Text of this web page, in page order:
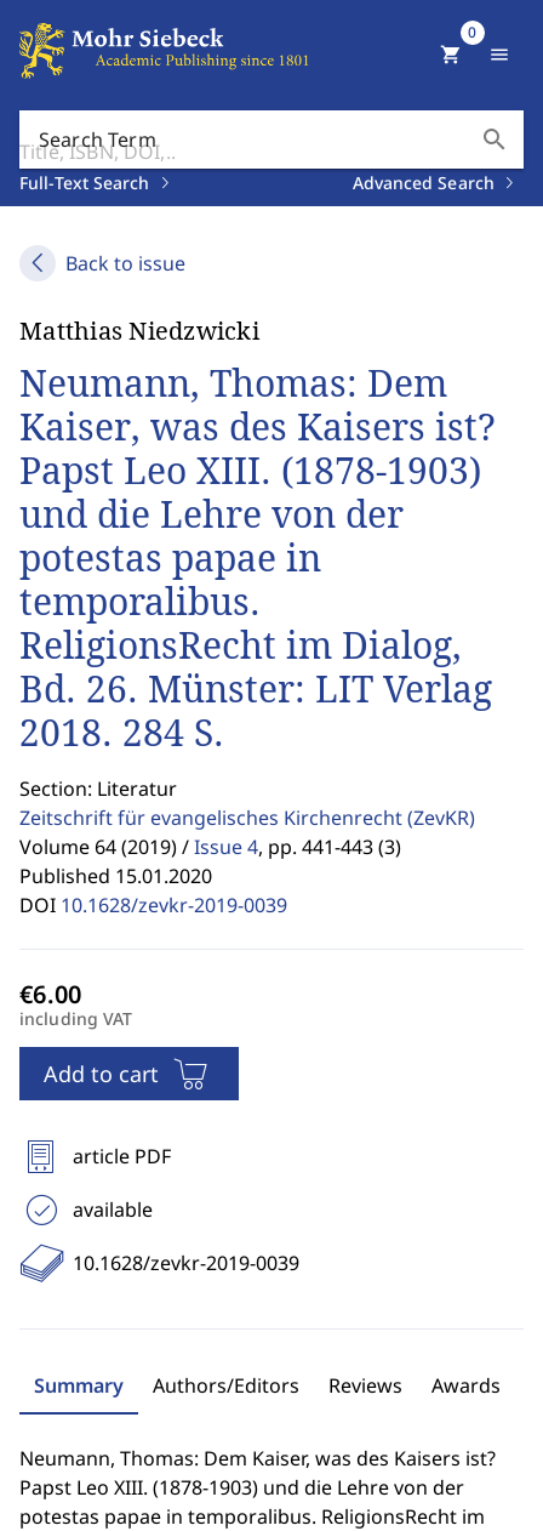
Search Term search
Full-Text Search Advanced Search
shopping_cart
0
menu
Back to issue
Matthias Niedzwicki
Neumann, Thomas: Dem
Kaiser, was des Kaisers ist?
Papst Leo XIII. (1878-1903)
und die Lehre von der
potestas papae in
temporalibus.
ReligionsRecht im Dialog,
Bd. 26. Münster: LIT Verlag
2018. 284 S.
Section: Literatur
Zeitschrift für evangelisches Kirchenrecht(ZevKR)
Volume 64 (2019) /Issue 4, pp. 441-443 (3)
Published 15.01.2020
DOI 10.1628/zevkr-2019-0039
including VAT
Add to cart
article PDF
available
10.1628/zevkr-2019-0039
Summary Authors/Editors Reviews Awards
Neumann, Thomas: Dem Kaiser, was des Kaisers ist?
Papst Leo XIII. (1878-1903) und die Lehre von der
potestas papae in temporalibus. ReligionsRecht im